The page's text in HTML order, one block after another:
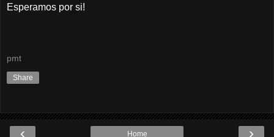
Esperamos por si!
pmt
Share
‹ ›
Home